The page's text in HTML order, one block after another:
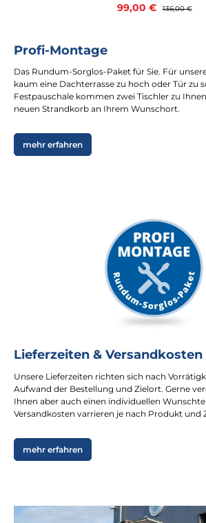
Verkaufspreis:
99,00 € Regulärer
136,00 €
Profi-Montage
Das Rundum-Sorglos-Paket für Sie. Für
kaum eine Dachterrasse zu hoch oder Tür zu
Festpauschale kommen zwei Tischler zu
neuen Strandkorb an Ihrem Wunschort.
mehr erfahren
Lieferzeiten & Versandkosten
Unsere Lieferzeiten richten sich nach
Aufwand der Bestellung und Zielort. Gerne
Ihnen aber auch einen individuellen
Versandkosten varrieren je nach Produkt und
mehr erfahren